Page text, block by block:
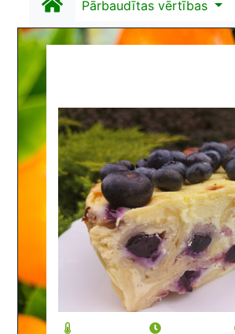
Pārbaudītas vērtības